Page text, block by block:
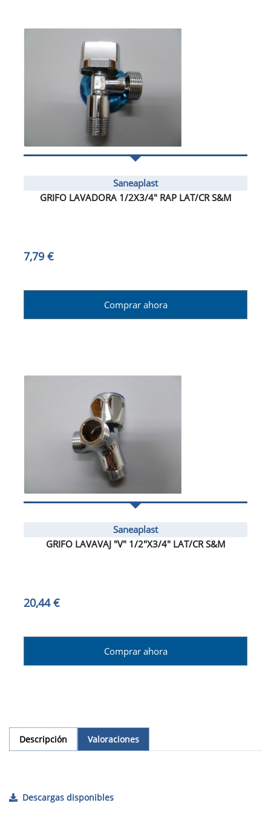
Saneaplast
GRIFO LAVADORA 1/2X3/4" RAP LAT/CR S&M
7,79 €
Comprar ahora
Saneaplast
GRIFO LAVAVAJ "V" 1/2"X3/4" LAT/CR S&M
20,44 €
Comprar ahora
Descripción Valoraciones
Descargas disponibles